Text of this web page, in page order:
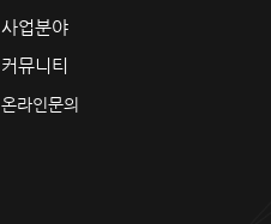
사업분야
커뮤니티
온라인문의